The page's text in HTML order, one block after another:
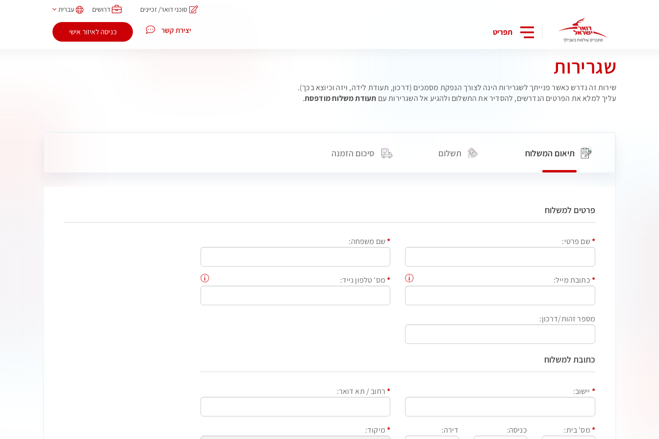
תפריט
סוכני דואר/ זכיינים דרושים עברית
יצירת קשר כניסה לאיזור אישי
שגרירות
שירות זה נדרש כאשר פנייתך לשגרירות הינה לצורך הנפקת מסמכים (דרכון, תעודת לידה, ויזה וכיוצא בכך).
עליך למלא את הפרטים הנדרשים, להסדיר את התשלום ולהגיע אל השגרירות עם תעודת משלוח מודפסת.
תיאום המשלוח תשלום סיכום הזמנה
פרטים למשלוח
שם פרטי שם משפחה
כתובת מייל מס' טלפון נייד
מספר זהות/דרכון
כתובת למשלוח
יישוב רחוב / תא דואר
מס' בית כניסה דירה מיקוד